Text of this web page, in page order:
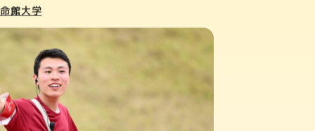
ント企画営業
館大学